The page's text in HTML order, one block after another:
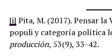
[i] Pita, M. (2017). Pensar
populi y categoría política
producción, 53(9), 33-42.